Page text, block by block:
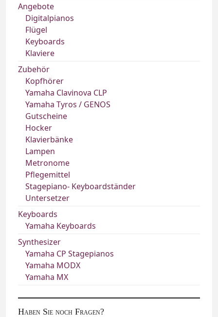
Angebote
Digitalpianos
Flügel
Keyboards
Klaviere
Zubehör
Kopfhörer
Yamaha Clavinova CLP
Yamaha Tyros / GENOS
Gutscheine
Hocker
Klavierbänke
Lampen
Metronome
Pflegemittel
Stagepiano- Keyboardständer
Untersetzer
Keyboards
Yamaha Keyboards
Synthesizer
Yamaha CP Stagepianos
Yamaha MODX
Yamaha MX
Haben Sie noch Fragen?